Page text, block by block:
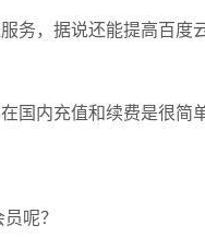
务，据说还能提高百度
国内充值和续费是很简
呢？